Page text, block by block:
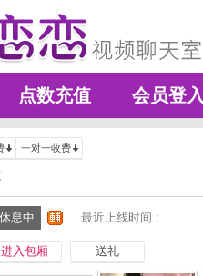
点数充值 会员登入
一对一收费
休息中 最近上线时间 :
进入包厢 送礼